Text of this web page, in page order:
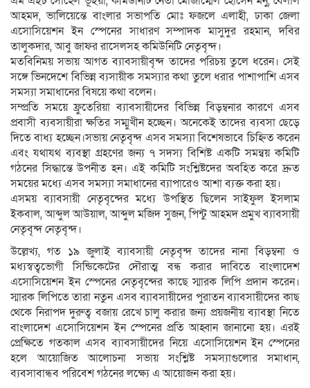
আহমদ, ভালিয়েন্তে বাংলার সভাপতি মোঃ ফজলে এলাহী, ঢাকা জেলা
এসোসিয়েশন ইন স্পেনের সাধারণ সম্পাদক মাসুদুর রহমান, দবির
তালুকদার, আবু জাফর রাসেলসহ কমিউনিটি নেতৃবৃন্দ।
মতবিনিময় সভায় আগত ব্যাবসায়ীবৃন্দ তাদের পরিচয় তুলে ধরেন। সেই
সঙ্গে ভিনদেশে বিভিন্ন ব্যসায়ীক সমস্যার কথা তুলে ধরার পাশাপাশি এসব
সমস্যা সমাধানের বিষয়ে কথা বলেন।
সম্প্রতি সময়ে ফ্রুতেরিয়া ব্যাবসায়ীদের বিভিন্ন বিড়ম্বনার কারণে এসব
প্রবাসী ব্যবসায়ীরা ক্ষতির সম্মুখীন হচ্ছেন। অনেকেই তাদের ব্যবসা ছেড়ে
দিতে বাধ্য হচ্ছেন।সভায় নেতৃবৃন্দ এসব সমস্যা বিশেষভাবে চিহ্নিত করেন
এবং যথাযথ ব্যবস্থা গ্রহণের জন্য ৭ সদস্য বিশিষ্ট একটি সমন্বয় কমিটি
গঠনের সিদ্ধান্তে উপনীত হন। এই কমিটি সংশ্লিষ্টদের অবহিত করে দ্রুত
সময়ের মধ্যে এসব সমস্যা সমাধানের ব্যাপারেও আশা ব্যক্ত করা হয়।
এসময় ব্যাবসায়ী নেতৃবৃন্দের মধ্যে উপস্থিত ছিলেন সাইফুল ইসলাম
ইকবাল, আব্দুল আউয়াল, আব্দুল মজিদ সুজন, পিন্টু আহমদ প্রমুখ ব্যাবসায়ী
নেতৃবৃন্দ নেতৃবৃন্দ।
উল্লেখ্য, গত ১৯ জুলাই ব্যাবসায়ী নেতৃবৃন্দ তাদের নানা বিড়ম্বনা ও
মধ্যস্বত্বভোগী সিন্ডিকেটের দৌরাত্ম বন্ধ করার দাবিতে বাংলাদেশ
এসোসিয়েশন ইন স্পেনের নেতৃবৃন্দের কাছে স্মারক লিপি প্রদান করেন।
স্মারক লিপিতে তারা নতুন এসব ব্যাবসায়ীদের পুরাতন ব্যাবসায়ীদের কাছ
থেকে নিরাপদ দুরুত্ব বজায় রেখে চালু করার জন্য প্রয়জনীয় ব্যাবস্থা নিতে
বাংলাদেশ এসোসিয়েশন ইন স্পেনের প্রতি আহ্বান জানানো হয়। এরই
প্রেক্ষিতে গতকাল এসব ব্যাবসায়ীদের নিয়ে এসোসিয়েশন ইন স্পেনের
হলে আয়োজিত আলোচনা সভায় সংশ্লিষ্ট সমস্যাগুলোর সমাধান,
ব্যবসাবান্ধব পরিবেশ গঠনের লক্ষ্যে এ আয়োজন করা হয়।